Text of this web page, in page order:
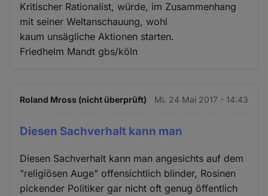
Kritischer Rationalist, würde, im Zusammenhang
mit seiner Weltanschauung, wohl
kaum unsägliche Aktionen starten.
Friedhelm Mandt gbs/köln
Roland Mross (nicht überprüft) Mi. 24 Mai 2017 - 14:43
Diesen Sachverhalt kann man
Diesen Sachverhalt kann man angesichts auf dem
"religiösen Auge" offensichtlich blinder, Rosinen
pickender Politiker gar nicht oft genug öffentlich